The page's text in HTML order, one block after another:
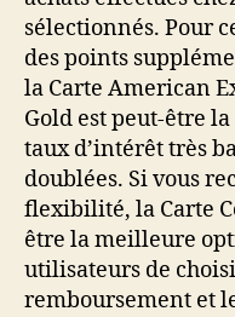
sélectionnés. Pour
des points
la Carte American
Gold est peut-être
taux d’intérêt très
doublées. Si vous
flexibilité, la Carte
être la meilleure
utilisateurs de
remboursement et